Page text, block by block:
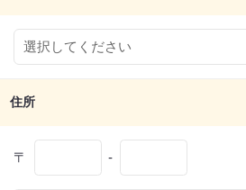
住所
〒 -